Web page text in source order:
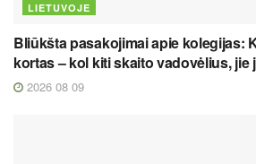
LIETUVOJE
Bliūkšta pasakojimai apie kolegijas:
kortas – kol kiti skaito vadovėlius,
2026 08 09